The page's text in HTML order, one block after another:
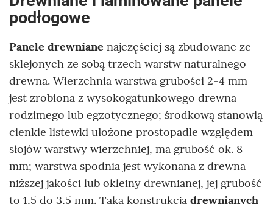
podłogowe
Panele drewniane najczęściej są zbudowane ze
sklejonych ze sobą trzech warstw naturalnego
drewna. Wierzchnia warstwa grubości 2-4 mm
jest zrobiona z wysokogatunkowego drewna
rodzimego lub egzotycznego; środkową stanowią
cienkie listewki ułożone prostopadle względem
słojów warstwy wierzchniej, ma grubość ok. 8
mm; warstwa spodnia jest wykonana z drewna
niższej jakości lub okleiny drewnianej, jej grubość
to 1,5 do 3,5 mm. Taka konstrukcja drewnianych